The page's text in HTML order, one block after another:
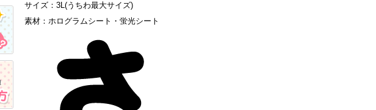
サイズ：3L(うちわ最大サイズ)
素材：ホログラムシート・蛍光シート